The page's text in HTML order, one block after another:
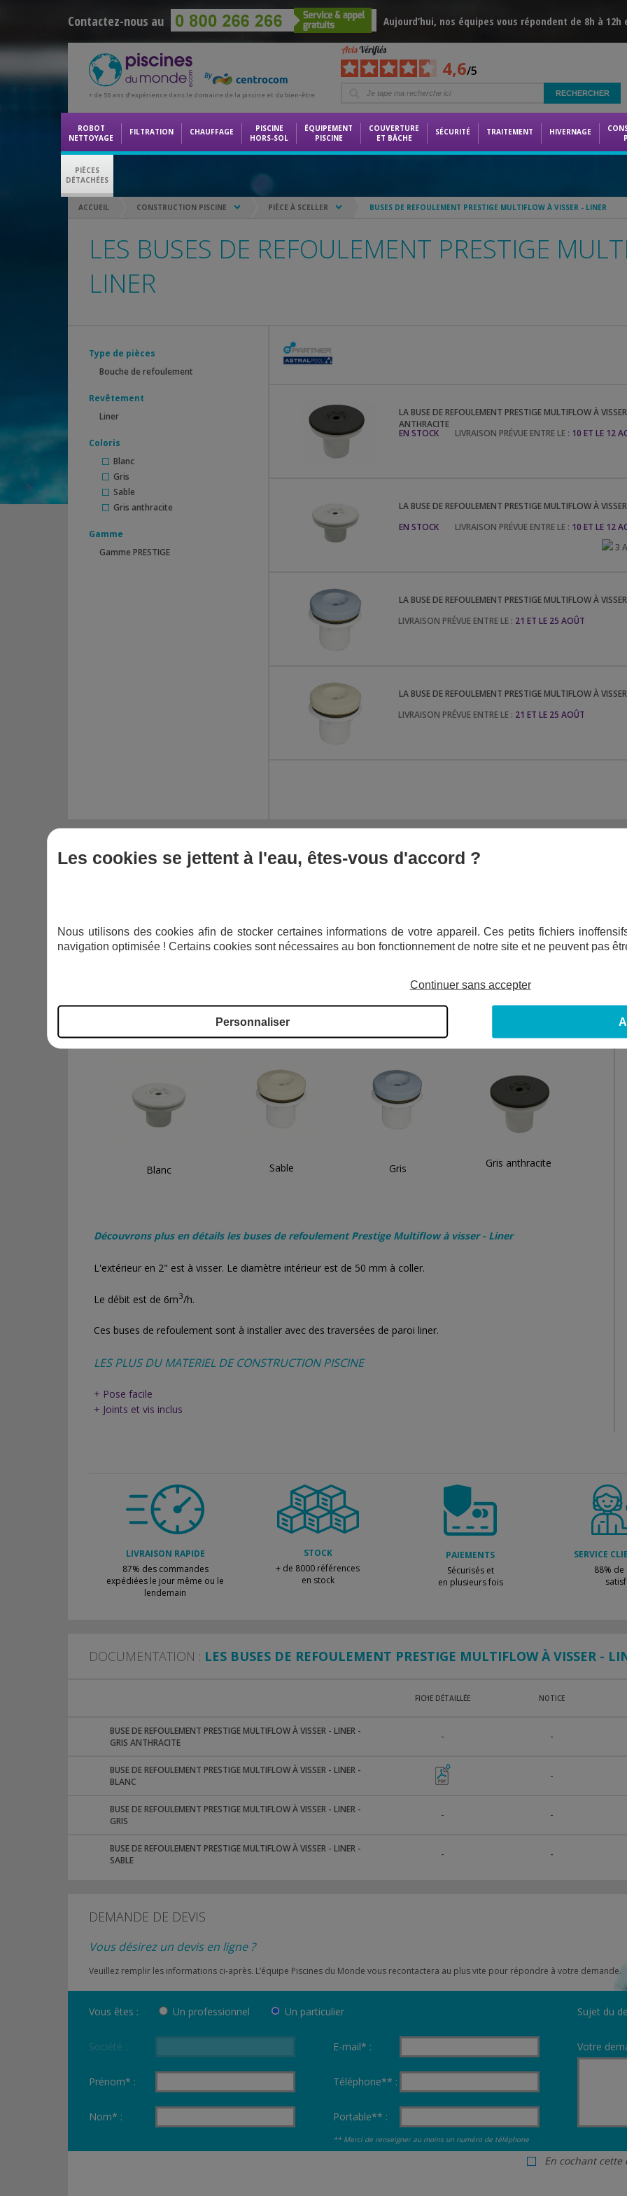
Contactez-nous au Aujourd’hui, nos équipes vous répondent de 8h à 12h
+ de 50 ans d’expérience dans le domaine de la piscine et du bien-être
4,6/5
ROBOT
NETTOYAGE
FILTRATION CHAUFFAGE
PISCINE
HORS-SOL
ÉQUIPEMENT
PISCINE
COUVERTURE
ET BÂCHE
SÉCURITÉ TRAITEMENT HIVERNAGE
PIÈCES
DÉTACHÉES
LES BUSES DE REFOULEMENT PRESTIGE
LINER
Type de pièces
Bouche de refoulement
Revêtement
Liner
Coloris
Blanc
Gris
Sable
Gris anthracite
Gamme
Gamme PRESTIGE
LABUSE DE REFOULEMENT PRESTIGE MULTIFLOW À
ANTHRACITE
EN STOCK LIVRAISON PRÉVUE ENTRE LE : 10 ET LE 12
LABUSE DE REFOULEMENT PRESTIGE MULTIFLOW À
3
EN STOCK LIVRAISON PRÉVUE ENTRE LE : 10 ET LE 12
LABUSE DE REFOULEMENT PRESTIGE MULTIFLOW À
LIVRAISON PRÉVUE ENTRE LE : 21 ET LE 25 AOÛT
LABUSE DE REFOULEMENT PRESTIGE MULTIFLOW À
LIVRAISON PRÉVUE ENTRE LE : 21 ET LE 25 AOÛT
LES BUSES DE REFOULEMENT OU L'UNE DES PIECES ESSENTIELLES DES TRAVAUX PISCINE
Blanc Sable Gris Gris anthracite
Découvrons plus en détails les buses de refoulement Prestige Multiflow à visser - Liner
L'extérieur en 2" est à visser. Le diamètre intérieur est de 50 mm à coller.
Le débit est de 6m3/h.
Ces buses de refoulement sont à installer avec des traversées de paroi liner.
LES PLUS DU MATERIEL DE CONSTRUCTION PISCINE
+ Pose facile
+ Joints et vis inclus
LIVRAISON RAPIDE
87% des commandes
expédiées le jour même ou le
lendemain
STOCK
+ de 8000 références
en stock
PAIEMENTS
Sécurisés et
en plusieurs fois
SERVICE
88% de
DOCUMENTATION : LES BUSES DE REFOULEMENT PRESTIGE MULTIFLOW À VISSER -
FICHE DÉTAILLÉE NOTICE
BUSE DE REFOULEMENT PRESTIGE MULTIFLOW À VISSER - LINER -
GRIS ANTHRACITE
- -
BUSE DE REFOULEMENT PRESTIGE MULTIFLOW À VISSER - LINER -
BLANC
-
BUSE DE REFOULEMENT PRESTIGE MULTIFLOW À VISSER - LINER -
GRIS
- -
BUSE DE REFOULEMENT PRESTIGE MULTIFLOW À VISSER - LINER -
SABLE
- -
DEMANDE DE DEVIS
Vous désirez un devis en ligne ?
Veuillez remplir les informations ci-après. L’équipe Piscines du Monde vous recontactera au plus vite pour répondre à votre demande.
Vous êtes : Un professionnel Un particulier
Société :
Prénom* :
Nom* :
E-mail* :
Téléphone** :
Portable** :
** Merci de renseigner au moins un numéro de téléphone
Sujet du
Votre
En cochant cette
ACCUEIL CONSTRUCTION PISCINE PIÈCE À SCELLER BUSES DE REFOULEMENT PRESTIGE MULTIFLOW À VISSER - LINER
Les cookies se jettent à l'eau, êtes-vous d'accord ?
Nous utilisons des cookies afin de stocker certaines informations de votre appareil. Ces petits fichiers
navigation optimisée ! Certains cookies sont nécessaires au bon fonctionnement de notre site et ne peuvent pas
Continuer sans accepter
Personnaliser